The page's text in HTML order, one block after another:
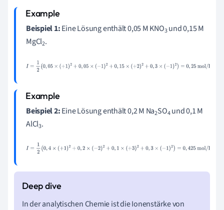
Beispiel 1:Eine Lösung enthält 0,05 M KNO3und 0,15 M
MgCl2.
I=12(0 ,05×(+1)2+ 0,05 ×(−1)2+ 0,15×(+2)2 +0,3×(−1 )2) =0,25
Beispiel 2:Eine Lösung enthält 0,2 M Na2SO4und 0,1 M
AlCl3.
I=1 2(0 4 ×(+1)2+0, 2×(−2)2+0, 1 ×(+3)2+0, 3×(−1)2) =0, 425mo
In der analytischen Chemie ist die Ionenstärke von